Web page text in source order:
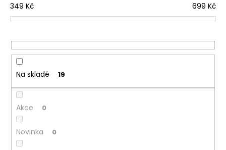
r
o
u
k
ů
349 Kč 699 Kč
Na skladě 19
Akce 0
Novinka 0
Kč
Původně:
149